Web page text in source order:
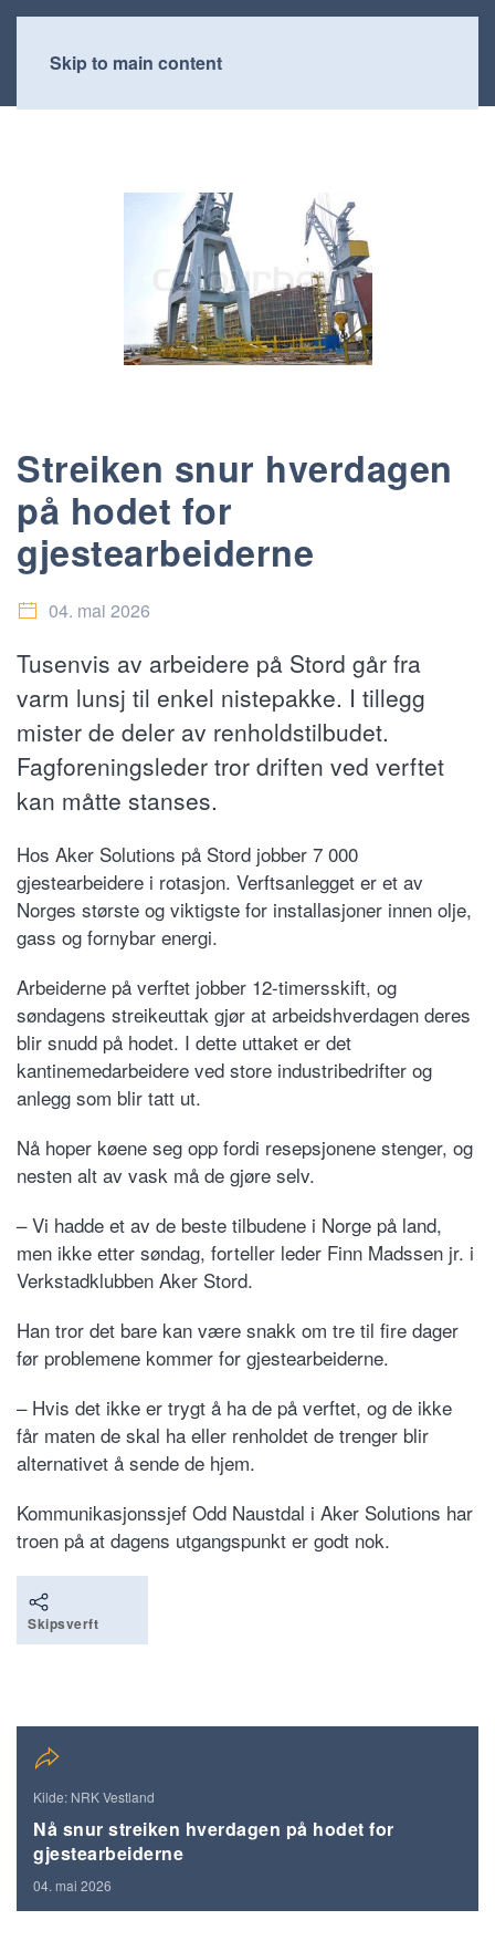
Skip to main content
Streiken snur hverdagen
på hodet for
gjestearbeiderne
04. mai 2026
Tusenvis av arbeidere på Stord går fra
varm lunsj til enkel nistepakke. I tillegg
mister de deler av renholdstilbudet.
Fagforeningsleder tror driften ved verftet
kan måtte stanses.
Hos Aker Solutions på Stord jobber 7 000
gjestearbeidere i rotasjon. Verftsanlegget er et av
Norges største og viktigste for installasjoner innen olje,
gass og fornybar energi.
Arbeiderne på verftet jobber 12-timersskift, og
søndagens streikeuttak gjør at arbeidshverdagen deres
blir snudd på hodet. I dette uttaket er det
kantinemedarbeidere ved store industribedrifter og
anlegg som blir tatt ut.
Nå hoper køene seg opp fordi resepsjonene stenger, og
nesten alt av vask må de gjøre selv.
– Vi hadde et av de beste tilbudene i Norge på land,
men ikke etter søndag, forteller leder Finn Madssen jr. i
Verkstadklubben Aker Stord.
Han tror det bare kan være snakk om tre til fire dager
før problemene kommer for gjestearbeiderne.
– Hvis det ikke er trygt å ha de på verftet, og de ikke
får maten de skal ha eller renholdet de trenger blir
alternativet å sende de hjem.
Kommunikasjonssjef Odd Naustdal i Aker Solutions har
troen på at dagens utgangspunkt er godt nok.
Skipsverft
Kilde: NRK Vestland
Nå snur streiken hverdagen på hodet for
gjestearbeiderne
04. mai 2026